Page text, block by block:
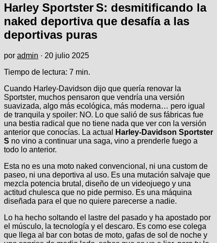
Harley Sportster S: desmitificando la
naked deportiva que desafía a las
deportivas puras
por admin · 20 julio 2025
Tiempo de lectura: 7 min.
Cuando Harley-Davidson dijo que quería renovar la
Sportster, muchos pensaron que vendría una versión
suavizada, algo más ecológica, más moderna… pero igual
de tranquila y spoiler: NO. Lo que salió de sus fábricas fue
una bestia radical que no tiene nada que ver con la versión
anterior que conocías. La actual
Harley-Davidson Sportster
S no vino a continuar una saga, vino a prenderle fuego a
todo lo anterior.
Esta no es una moto naked convencional, ni una custom de
paseo, ni una deportiva al uso. Es una mutación salvaje que
mezcla potencia brutal, diseño de un videojuego y una
actitud chulesca que no pide permiso. Es una máquina
diseñada para el que no quiere parecerse a nadie.
Lo ha hecho soltando el lastre del pasado y ha apostado por
el músculo, la tecnología y el descaro. Es como ese colega
que llega al bar con botas de moto, gafas de sol de noche y